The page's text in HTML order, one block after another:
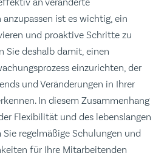
an veränderte
ist es wichtig, ein
und proaktive Schritte zu
Sie deshalb damit, einen
einzurichten, der
und Veränderungen in Ihrer
In diesem Zusammenhang
Flexibilität und des lebenslangen
regelmäßige Schulungen und
für Ihre Mitarbeitenden